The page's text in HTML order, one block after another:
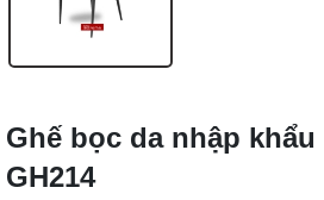
Ghế bọc da nhập
GH214